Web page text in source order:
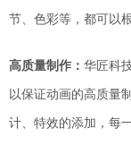
节、色彩等，都可以
高质量制作： 华匠科
以保证动画的高质量
计、特效的添加，每